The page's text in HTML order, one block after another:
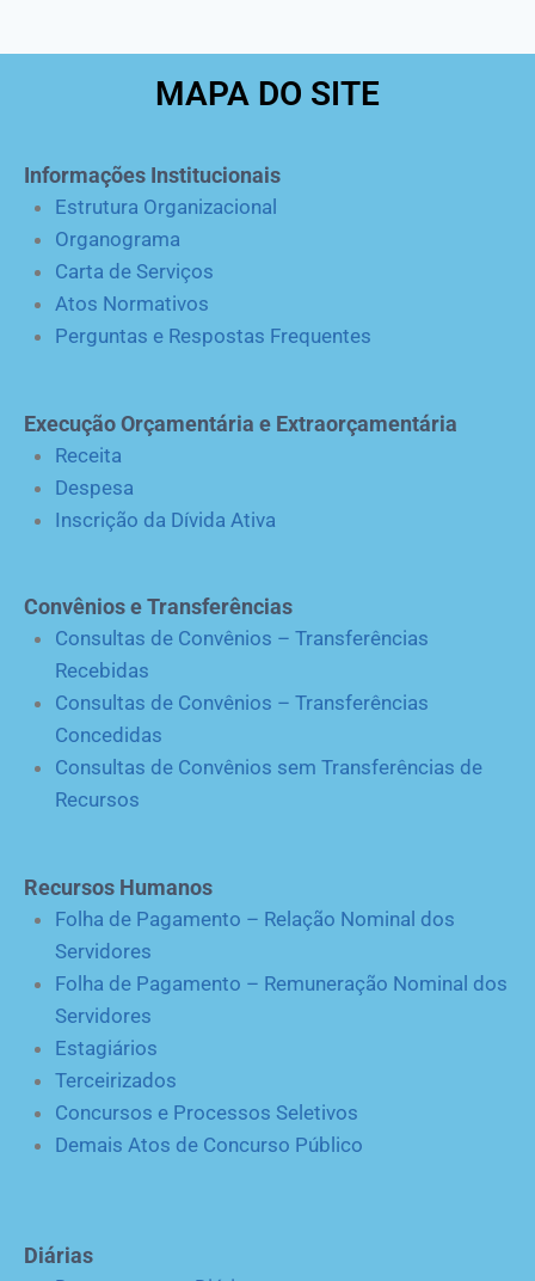
MAPA DO SITE
Informações Institucionais
Estrutura Organizacional
Organograma
Carta de Serviços
Atos Normativos
Perguntas e Respostas Frequentes
Execução Orçamentária e Extraorçamentária
Receita
Despesa
Inscrição da Dívida Ativa
Convênios e Transferências
Consultas de Convênios – Transferências
Recebidas
Consultas de Convênios – Transferências
Concedidas
Consultas de Convênios sem Transferências de
Recursos
Recursos Humanos
Folha de Pagamento – Relação Nominal dos
Servidores
Folha de Pagamento – Remuneração Nominal dos
Servidores
Estagiários
Terceirizados
Concursos e Processos Seletivos
Demais Atos de Concurso Público
Diárias